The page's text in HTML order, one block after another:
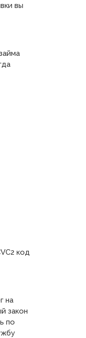
вы
код
на
закон
по